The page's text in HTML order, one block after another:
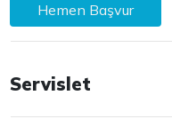
Hemen Başvur
Servislet